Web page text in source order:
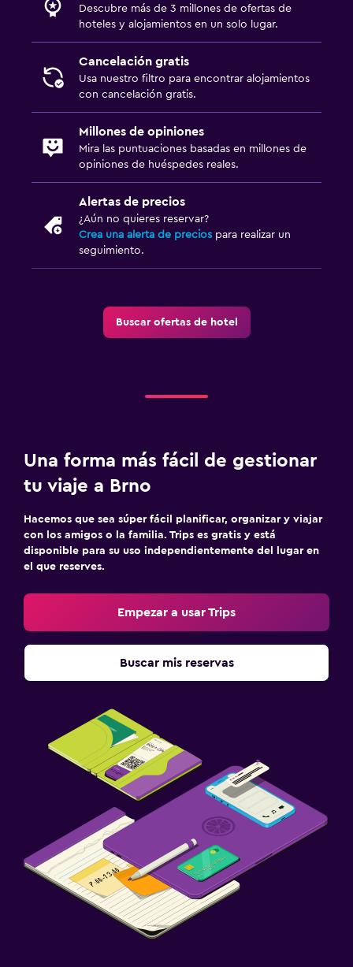
Descubre más de 3 millones de ofertas de
hoteles y alojamientos en un solo lugar.
Cancelación gratis
Usa nuestro filtro para encontrar alojamientos
con cancelación gratis.
Millones de opiniones
Mira las puntuaciones basadas en millones de
opiniones de huéspedes reales.
Alertas de precios
¿Aún no quieres reservar?
Crea una alerta de precios para realizar un
seguimiento.
Buscar ofertas de hotel
Una forma más fácil de gestionar
tu viaje a Brno
Hacemos que sea súper fácil planificar, organizar y viajar
con los amigos o la familia. Trips es gratis y está
disponible para su uso independientemente del lugar en
el que reserves.
Empezar a usar Trips
Buscar mis reservas